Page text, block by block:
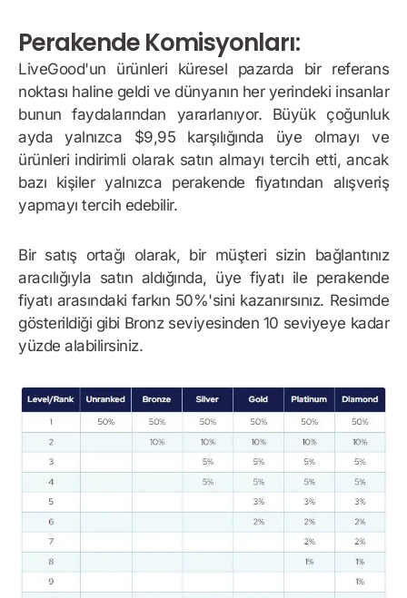
Perakende Komisyonları:
LiveGood'un ürünleri küresel pazarda bir referans
noktası haline geldi ve dünyanın her yerindeki insanlar
bunun faydalarından yararlanıyor. Büyük çoğunluk
ayda yalnızca $9,95 karşılığında üye olmayı ve
ürünleri indirimli olarak satın almayı tercih etti, ancak
bazı kişiler yalnızca perakende fiyatından alışveriş
yapmayı tercih edebilir.
Bir satış ortağı olarak, bir müşteri sizin bağlantınız
aracılığıyla satın aldığında, üye fiyatı ile perakende
fiyatı arasındaki farkın 50%'sini kazanırsınız. Resimde
gösterildiği gibi Bronz seviyesinden 10 seviyeye kadar
yüzde alabilirsiniz.